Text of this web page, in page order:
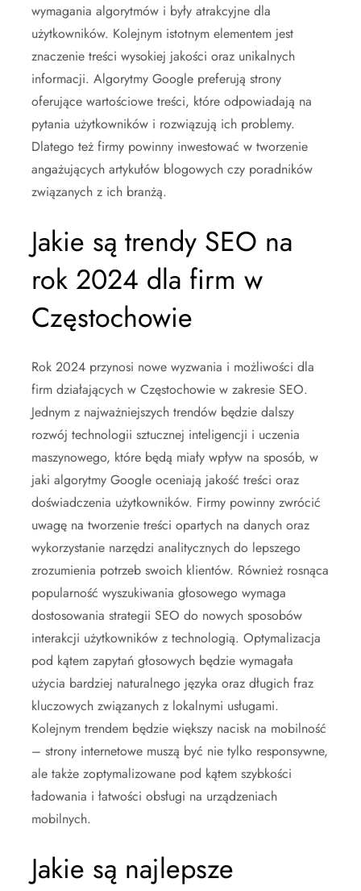
wymagania algorytmów i były atrakcyjne dla
użytkowników. Kolejnym istotnym elementem jest
znaczenie treści wysokiej jakości oraz unikalnych
informacji. Algorytmy Google preferują strony
oferujące wartościowe treści, które odpowiadają na
pytania użytkowników i rozwiązują ich problemy.
Dlatego też firmy powinny inwestować w tworzenie
angażujących artykułów blogowych czy poradników
związanych z ich branżą.
Jakie są trendy SEO na
rok 2024 dla firm w
Częstochowie
Rok 2024 przynosi nowe wyzwania i możliwości dla
firm działających w Częstochowie w zakresie SEO.
Jednym z najważniejszych trendów będzie dalszy
rozwój technologii sztucznej inteligencji i uczenia
maszynowego, które będą miały wpływ na sposób, w
jaki algorytmy Google oceniają jakość treści oraz
doświadczenia użytkowników. Firmy powinny zwrócić
uwagę na tworzenie treści opartych na danych oraz
wykorzystanie narzędzi analitycznych do lepszego
zrozumienia potrzeb swoich klientów. Również rosnąca
popularność wyszukiwania głosowego wymaga
dostosowania strategii SEO do nowych sposobów
interakcji użytkowników z technologią. Optymalizacja
pod kątem zapytań głosowych będzie wymagała
użycia bardziej naturalnego języka oraz długich fraz
kluczowych związanych z lokalnymi usługami.
Kolejnym trendem będzie większy nacisk na mobilność
– strony internetowe muszą być nie tylko responsywne,
ale także zoptymalizowane pod kątem szybkości
ładowania i łatwości obsługi na urządzeniach
mobilnych.
Jakie są najlepsze